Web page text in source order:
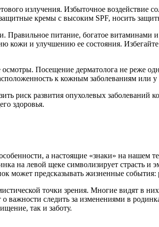
излучения. Избыточное воздействие
кремы с высоким SPF, носить
Правильное питание, богатое
кожи и улучшению ее состояния.
Посещение дерматолога не реже
к кожным заболеваниям или
риск развития опухолевых
здоровья.
а настоящие «знаки» на нашем
на левой щеке символизирует страсть
может предсказывать жизненные
точки зрения. Многие видят в
следить за изменениями в
так и заботу.